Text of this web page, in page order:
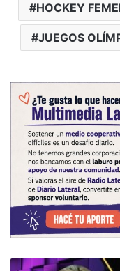
HOCKEY
JUEGOS